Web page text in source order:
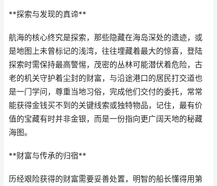
**探索与发现的真谛**
航海的核心终究是探索，那些隐藏在海岛深处的遗迹，或
是地图上未曾标记的浅湾，往往埋藏着最大的惊喜，登陆
探索时需保持最高警惕，茂密的丛林可能潜伏着危险，古
老的机关守护着尘封的财富，与沿途港口的居民打交道也
是一门学问，尊重当地习俗，完成他们交付的委托，常常
能获得金钱买不到的关键线索或独特物品，记住，最有价
值的宝藏有时并非金银，而是一份指向更广阔天地的秘藏
海图。
**财富与传承的归宿**
历经艰险获得的财富需要妥善处置，明智的船长懂得用第